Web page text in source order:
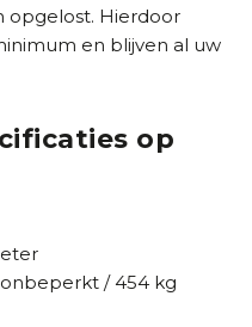
opgelost. Hierdoor
en blijven al uw
op
/ 454 kg